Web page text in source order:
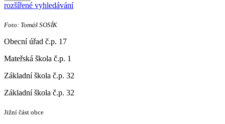
rozšířené vyhledávání
Foto: Tomáš SOSÍK
Obecní úřad č.p. 17
Mateřská škola č.p. 1
Základní škola č.p. 32
Základní škola č.p. 32
Jižní část obce